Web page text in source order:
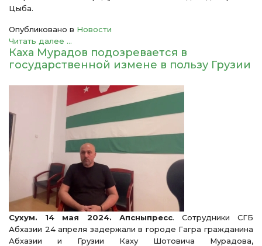
Цыба.
Опубликовано в Новости
Читать далее ...
Каха Мурадов подозревается в
государственной измене в пользу Грузии
Сухум. 14 мая 2024. Апсныпресс. Сотрудники СГБ
Абхазии 24 апреля задержали в городе Гагра гражданина
Абхазии и Грузии Каху Шотовича Мурадова,